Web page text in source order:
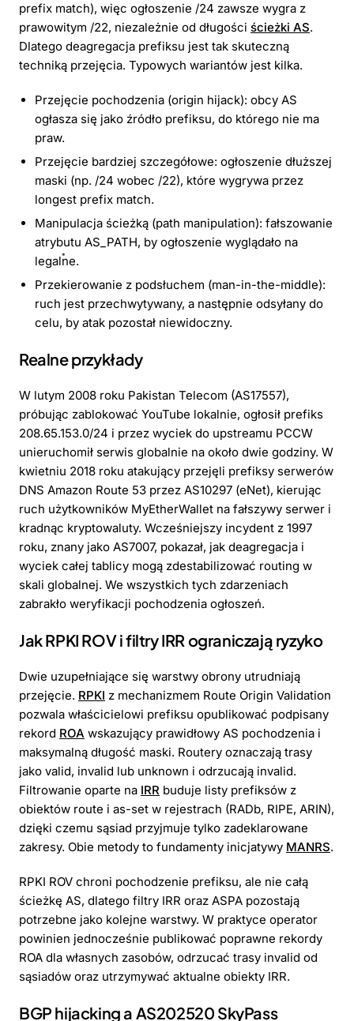
prefix match), więc ogłoszenie /24 zawsze wygra z
prawowitym /22, niezależnie od długości ścieżki AS.
Dlatego deagregacja prefiksu jest tak skuteczną
techniką przejęcia. Typowych wariantów jest kilka.
Przejęcie pochodzenia (origin hijack): obcy AS
ogłasza się jako źródło prefiksu, do którego nie ma
praw.
Przejęcie bardziej szczegółowe: ogłoszenie dłuższej
maski (np. /24 wobec /22), które wygrywa przez
longest prefix match.
Manipulacja ścieżką (path manipulation): fałszowanie
atrybutu AS_PATH, by ogłoszenie wyglądało na
legalne.
Przekierowanie z podsłuchem (man-in-the-middle):
ruch jest przechwytywany, a następnie odsyłany do
celu, by atak pozostał niewidoczny.
Realne przykłady
W lutym 2008 roku Pakistan Telecom (AS17557),
próbując zablokować YouTube lokalnie, ogłosił prefiks
208.65.153.0/24 i przez wyciek do upstreamu PCCW
unieruchomił serwis globalnie na około dwie godziny. W
kwietniu 2018 roku atakujący przejęli prefiksy serwerów
DNS Amazon Route 53 przez AS10297 (eNet), kierując
ruch użytkowników MyEtherWallet na fałszywy serwer i
kradnąc kryptowaluty. Wcześniejszy incydent z 1997
roku, znany jako AS7007, pokazał, jak deagregacja i
wyciek całej tablicy mogą zdestabilizować routing w
skali globalnej. We wszystkich tych zdarzeniach
zabrakło weryfikacji pochodzenia ogłoszeń.
Jak RPKI ROV i filtry IRR ograniczają ryzyko
Dwie uzupełniające się warstwy obrony utrudniają
przejęcie. RPKI z mechanizmem Route Origin Validation
pozwala właścicielowi prefiksu opublikować podpisany
rekord ROA wskazujący prawidłowy AS pochodzenia i
maksymalną długość maski. Routery oznaczają trasy
jako valid, invalid lub unknown i odrzucają invalid.
Filtrowanie oparte na IRR buduje listy prefiksów z
obiektów route i as-set w rejestrach (RADb, RIPE, ARIN),
dzięki czemu sąsiad przyjmuje tylko zadeklarowane
zakresy. Obie metody to fundamenty inicjatywy MANRS.
RPKI ROV chroni pochodzenie prefiksu, ale nie całą
ścieżkę AS, dlatego filtry IRR oraz ASPA pozostają
potrzebne jako kolejne warstwy. W praktyce operator
powinien jednocześnie publikować poprawne rekordy
ROA dla własnych zasobów, odrzucać trasy invalid od
sąsiadów oraz utrzymywać aktualne obiekty IRR.
BGP hijacking a AS202520 SkyPass